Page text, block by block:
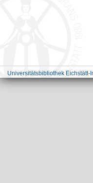
Universitätsbibliothek Eichstätt-